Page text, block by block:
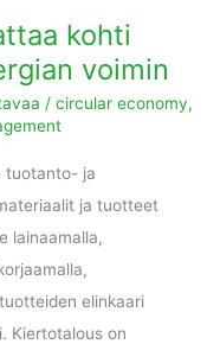
kohti
voimin
/ circular economy,
tuotanto- ja
ja tuotteet
lainaamalla,
elinkaari
Kiertotalous on